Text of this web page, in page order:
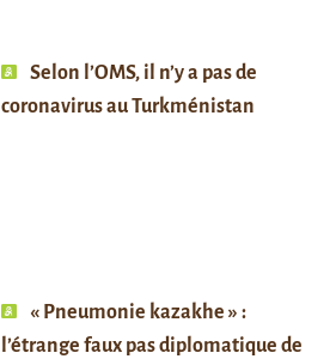
Selon l’OMS, il n’y a pas de
coronavirus au Turkménistan
« Pneumonie kazakhe » :
l’étrange faux pas diplomatique de